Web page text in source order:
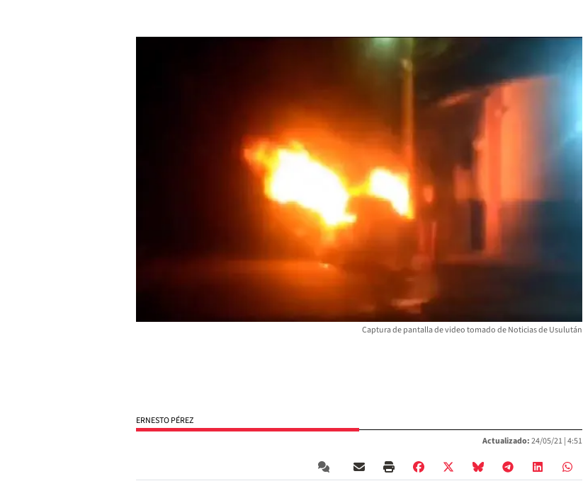
Captura de pantalla de video tomado de Noticias de Usulután
ERNESTO PÉREZ
Actualizado:24/05/21 |4:51